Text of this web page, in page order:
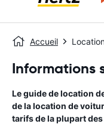
Accueil
Informations
Le guide de location
de la location de
tarifs de la plupart